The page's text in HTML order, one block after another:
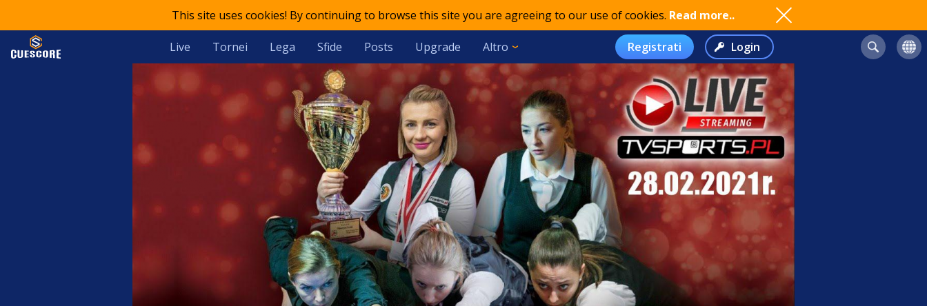
This site uses cookies! By continuing to browse this site you are agreeing to our use of cookies. Read more..
Live Tornei Lega Sfide Posts Upgrade Altro Registrati Login